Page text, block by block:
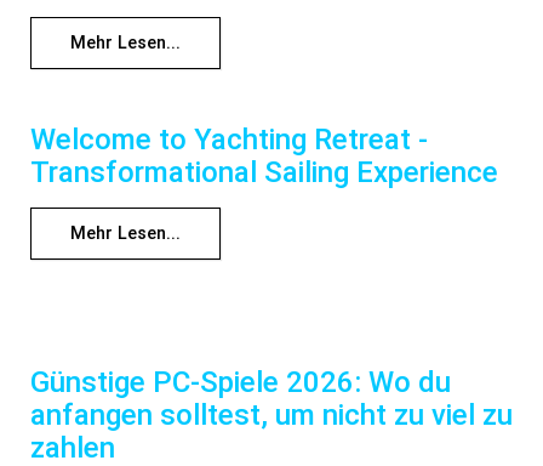
Mehr Lesen...
Welcome to Yachting Retreat -
Transformational Sailing Experience
Mehr Lesen...
Günstige PC-Spiele 2026: Wo du
anfangen solltest, um nicht zu viel zu
zahlen